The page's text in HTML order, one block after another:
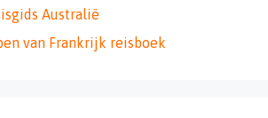
Australië
van Frankrijk reisboek